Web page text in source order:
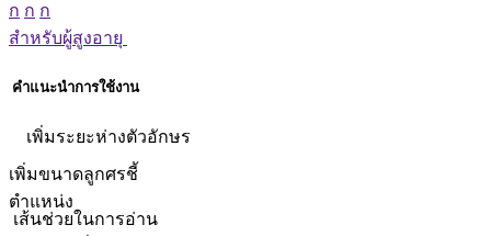
ก ก ก
สำหรับผู้สูงอายุ
คำแนะนำการใช้งาน
เพิ่มระยะห่างตัวอักษร
เพิ่มขนาดลูกศรชี้
ตำแหน่ง
เส้นช่วยในการอ่าน